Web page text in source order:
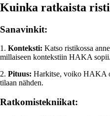
Kuinka ratkaista
Sanavinkit:
1. Konteksti: Katso ristikossa
millaiseen kontekstiin HAKA sopii.
2. Pituus: Harkitse, voiko HAKA
tilaan nähden.
Ratkomistekniikat: